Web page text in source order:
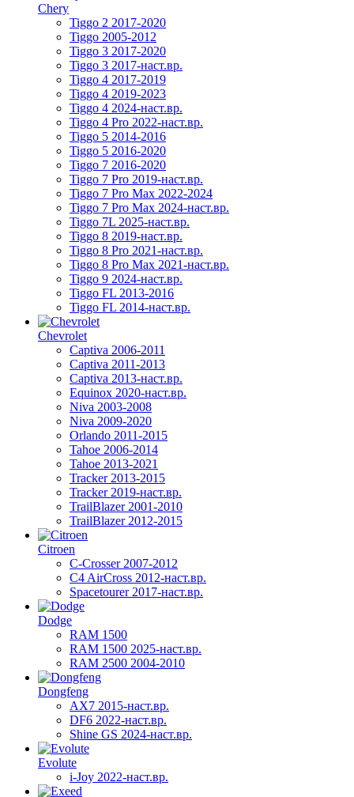
Chery
Tiggo 2 2017-2020
Tiggo 2005-2012
Tiggo 3 2017-2020
Tiggo 3 2017-наст.вр.
Tiggo 4 2017-2019
Tiggo 4 2019-2023
Tiggo 4 2024-наст.вр.
Tiggo 4 Pro 2022-наст.вр.
Tiggo 5 2014-2016
Tiggo 5 2016-2020
Tiggo 7 2016-2020
Tiggo 7 Pro 2019-наст.вр.
Tiggo 7 Pro Max 2022-2024
Tiggo 7 Pro Max 2024-наст.вр.
Tiggo 7L 2025-наст.вр.
Tiggo 8 2019-наст.вр.
Tiggo 8 Pro 2021-наст.вр.
Tiggo 8 Pro Max 2021-наст.вр.
Tiggo 9 2024-наст.вр.
Tiggo FL 2013-2016
Tiggo FL 2014-наст.вр.
Chevrolet
Captiva 2006-2011
Captiva 2011-2013
Captiva 2013-наст.вр.
Equinox 2020-наст.вр.
Niva 2003-2008
Niva 2009-2020
Orlando 2011-2015
Tahoe 2006-2014
Tahoe 2013-2021
Tracker 2013-2015
Tracker 2019-наст.вр.
TrailBlazer 2001-2010
TrailBlazer 2012-2015
Citroen
C-Crosser 2007-2012
C4 AirCross 2012-наст.вр.
Spacetourer 2017-наст.вр.
Dodge
RAM 1500
RAM 1500 2025-наст.вр.
RAM 2500 2004-2010
Dongfeng
AX7 2015-наст.вр.
DF6 2022-наст.вр.
Shine GS 2024-наст.вр.
Evolute
i-Joy 2022-наст.вр.